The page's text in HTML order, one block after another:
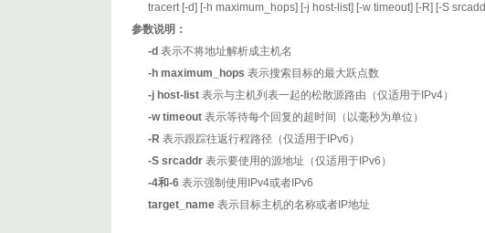
tracert [-d] [-h maximum_hops] [-j host-list] [-w timeout] [-R] [-S
参数说明：
-d 表示不将地址解析成主机名
-h maximum_hops 表示搜索目标的最大跃点数
-j host-list 表示与主机列表一起的松散源路由（仅适用于IPv4）
-w timeout 表示等待每个回复的超时间（以毫秒为单位）
-R 表示跟踪往返行程路径（仅适用于IPv6）
-S srcaddr 表示要使用的源地址（仅适用于IPv6）
-4和-6 表示强制使用IPv4或者IPv6
target_name 表示目标主机的名称或者IP地址